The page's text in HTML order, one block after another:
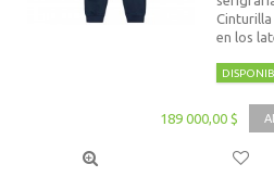
en los
189 000,00 $